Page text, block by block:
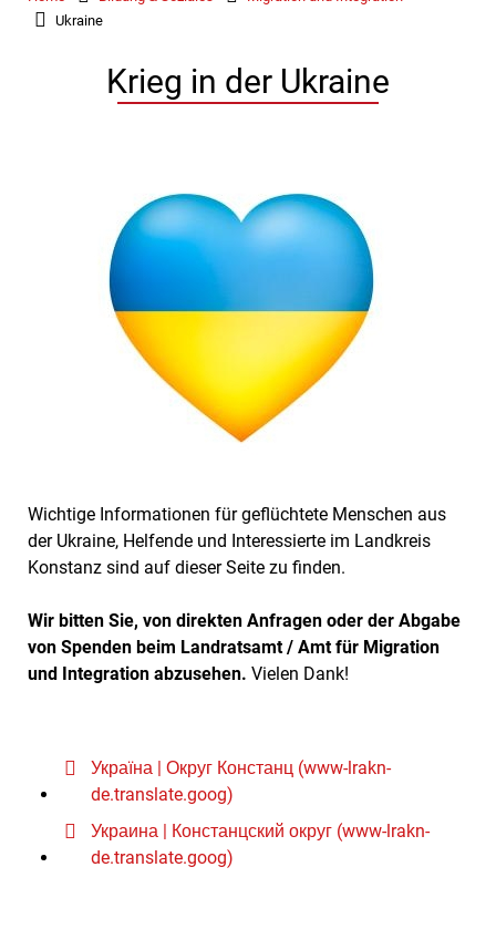
Ukraine
Krieg in der Ukraine
Wichtige Informationen für geflüchtete Menschen aus
der Ukraine, Helfende und Interessierte im Landkreis
Konstanz sind auf dieser Seite zu finden.
Wir bitten Sie, von direkten Anfragen oder der Abgabe
von Spenden beim Landratsamt / Amt für Migration
und Integration abzusehen. Vielen Dank!
Україна | Округ Констанц (www-lrakn-
de.translate.goog)
Украина | Констанцский округ (www-lrakn-
de.translate.goog)